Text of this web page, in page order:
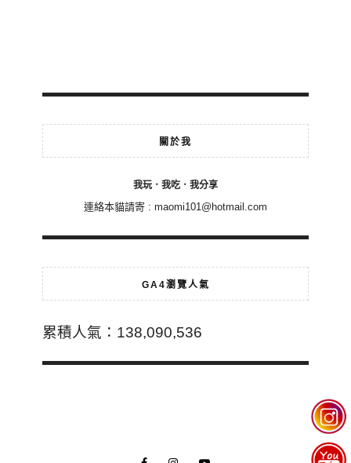
關於我
我玩．我吃．我分享
連絡本貓請寄 : maomi101@hotmail.com
GA4瀏覽人氣
累積人氣：138,090,536